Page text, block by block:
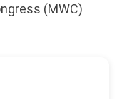
(MWC)